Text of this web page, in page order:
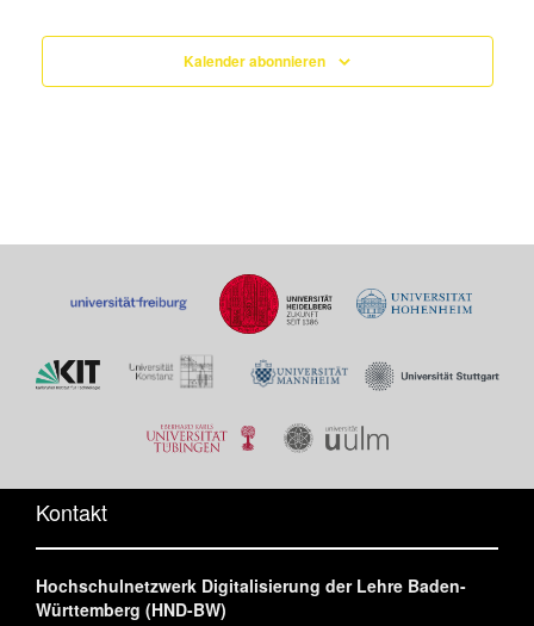
Kalender abonnieren
Kontakt
Hochschulnetzwerk Digitalisierung der Lehre Baden-
Württemberg (HND-BW)